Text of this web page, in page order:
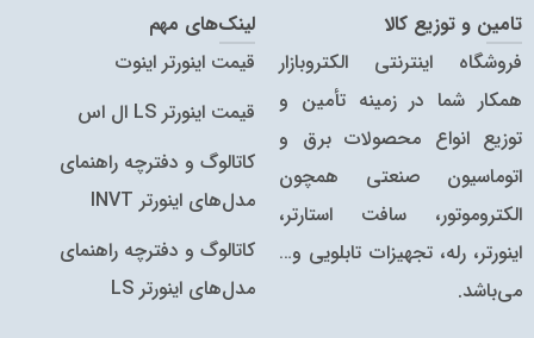
تامین و توزیع کالا
فروشگاه اینترنتی الکتروبازار
همکار شما در زمینه تأمین و
توزیع انواع محصولات برق و
اتوماسیون صنعتی همچون
الکتروموتور، سافت استارتر،
اینورتر، رله، تجهیزات تابلویی و…
می‌باشد.
لینک‌های مهم
قیمت اینورتر اینوت
قیمت اینورتر LS ال اس
کاتالوگ و دفترچه راهنمای
مدل‌های اینورتر INVT
کاتالوگ‌ و دفترچه راهنمای
مدل‌های اینورتر LS